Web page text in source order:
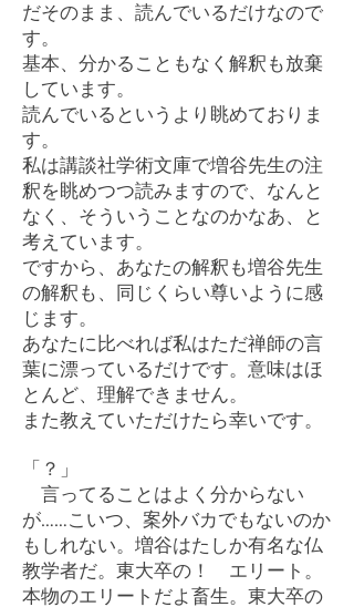
だそのまま、読んでいるだけなので
す。
基本、分かることもなく解釈も放棄
しています。
読んでいるというより眺めておりま
す。
私は講談社学術文庫で増谷先生の注
釈を眺めつつ読みますので、なんと
なく、そういうことなのかなあ、と
考えています。
ですから、あなたの解釈も増谷先生
の解釈も、同じくらい尊いように感
じます。
あなたに比べれば私はただ禅師の言
葉に漂っているだけです。意味はほ
とんど、理解できません。
また教えていただけたら幸いです。
「？」
言ってることはよく分からない
が……こいつ、案外バカでもないのか
もしれない。増谷はたしか有名な仏
教学者だ。東大卒の！ エリート。
本物のエリートだよ畜生。東大卒の